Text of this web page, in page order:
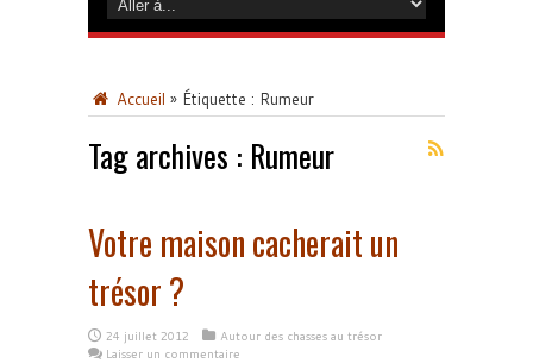
Accueil » Étiquette : Rumeur
Tag archives : Rumeur
Votre maison cacherait un
trésor ?
24 juillet 2012
Autour des chasses au trésor
Laisser un commentaire